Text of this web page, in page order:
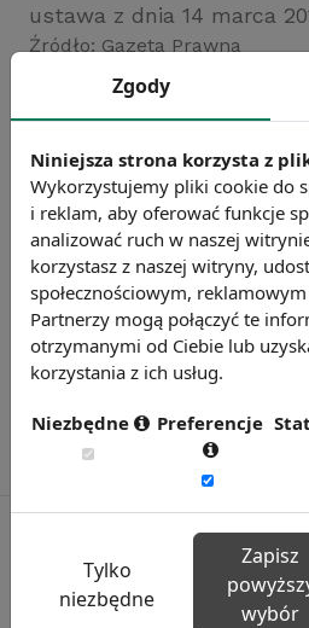
ustawa z dnia 14 marca
Źródło: Gazeta Prawna
Chcesz
Zobacz więcej
Rynekpracy.pl
Zgody
Niniejsza strona korzysta z
Wykorzystujemy pliki cookie do
i reklam, aby oferować funkcje
analizować ruch w naszej
korzystasz z naszej witryny,
społecznościowym,
Partnerzy mogą połączyć te
otrzymanymi od Ciebie lub
korzystania z ich usług.
Niezbędne Preferencje
Tylko
niezbędne
Zapisz
wybór